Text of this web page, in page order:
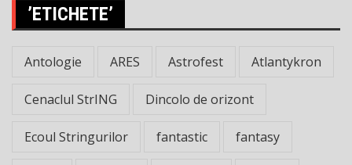
’ETICHETE’
Antologie ARES Astrofest Atlantykron
Cenaclul StrING Dincolo de orizont
Ecoul Stringurilor fantastic fantasy